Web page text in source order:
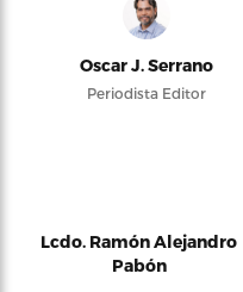
Oscar J. Serrano
Periodista Editor
Lcdo. Ramón Alejandro
Pabón